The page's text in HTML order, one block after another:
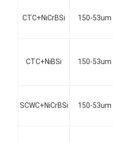
CTC+NiCrBSi 150-53um
CTC+NiBSi 150-53um
SCWC+NiCrBSi 150-53um